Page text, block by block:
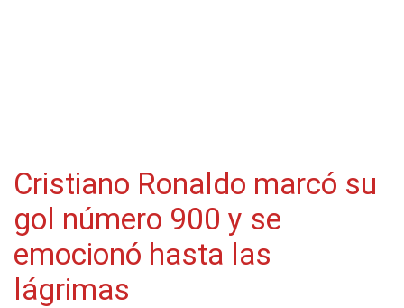
Cristiano Ronaldo marcó su
gol número 900 y se
emocionó hasta las
lágrimas